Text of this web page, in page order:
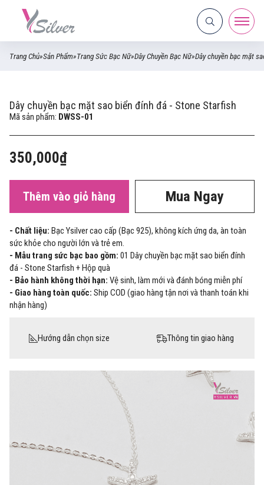
Trang Chủ»Sản Phẩm»Trang Sức Bạc Nữ»Dây Chuyền Bạc Nữ»Dây chuyền bạc mặt
Dây chuyền bạc mặt sao biển đính đá - Stone Starfish
Mã sản phẩm: DWSS-01
350,000₫
Thêm vào giỏ hàng Mua Ngay
- Chất liệu: Bạc Ysilver cao cấp (Bạc 925), không kích ứng da, àn toàn
sức khỏe cho người lớn và trẻ em.
- Mẫu trang sức bạc bao gồm: 01 Dây chuyền bạc mặt sao biển đính
đá - Stone Starfish + Hộp quà
- Bảo hành không thời hạn: Vệ sinh, làm mới và đánh bóng miễn phí
- Giao hàng toàn quốc: Ship COD (giao hàng tận nơi và thanh toán khi
nhận hàng)
Hướng dẫn chọn size Thông tin giao hàng